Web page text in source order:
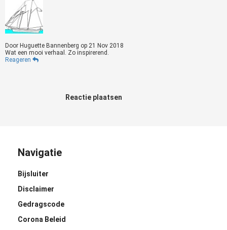
Door Huguette Bannenberg op 21 Nov 2018
Wat een mooi verhaal. Zo inspirerend.
Reageren
Reactie plaatsen
Navigatie
Bijsluiter
Disclaimer
Gedragscode
Corona Beleid